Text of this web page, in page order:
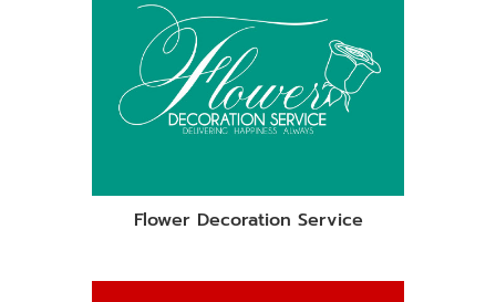
Flower Decoration Service